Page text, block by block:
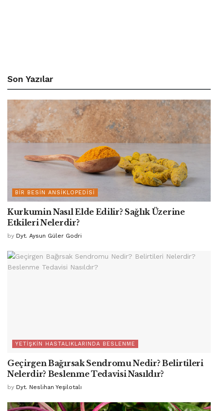
Son Yazılar
BIR BESIN ANSIKLOPEDISI
Kurkumin Nasıl Elde Edilir? Sağlık Üzerine
Etkileri Nelerdir?
by Dyt. Aysun Güler Godri
YETIŞKIN HASTALIKLARINDA BESLENME
Geçirgen Bağırsak Sendromu Nedir? Belirtileri
Nelerdir? Beslenme Tedavisi Nasıldır?
by Dyt. Neslihan Yeşilotalı